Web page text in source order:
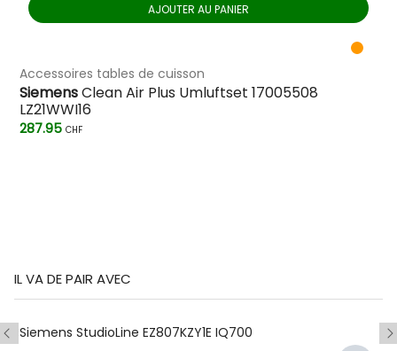
AJOUTER AU PANIER
Accessoires tables de cuisson
SiemensClean Air Plus Umluftset 17005508
LZ21WWI16
287.95 CHF
IL VA DE PAIR AVEC
Siemens StudioLine EZ807KZY1E IQ700